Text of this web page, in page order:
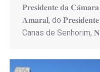
𝐏𝐫𝐞𝐬𝐢𝐝𝐞𝐧𝐭𝐞 𝐝𝐚
𝐀𝐦𝐚𝐫𝐚𝐥, do
Canas de Senhorim,